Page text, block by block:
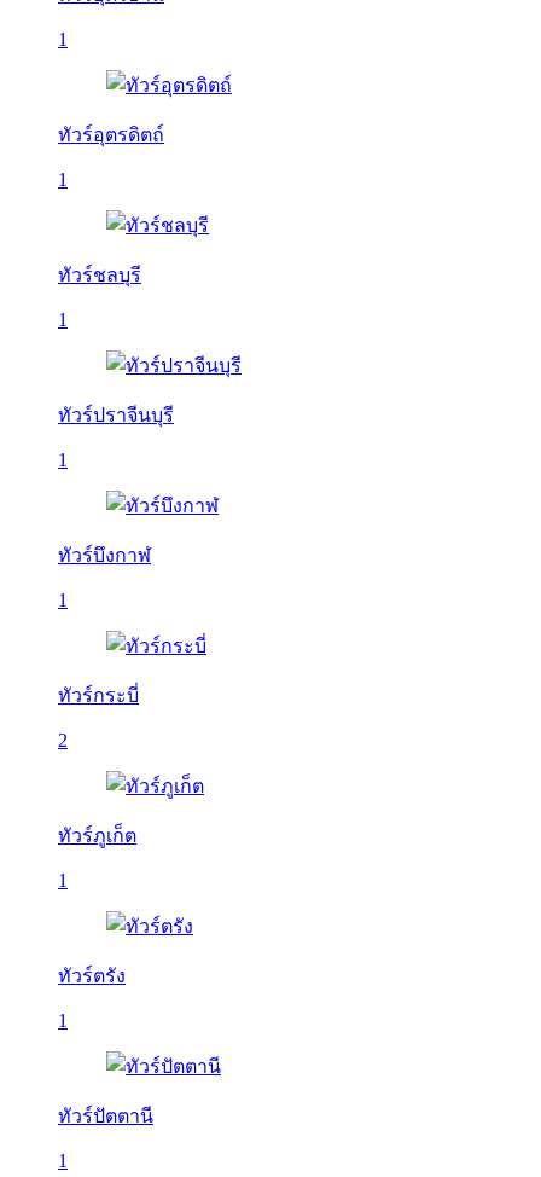
1
ทัวร์อุตรดิตถ์
1
ทัวร์ชลบุรี
1
ทัวร์ปราจีนบุรี
1
ทัวร์บึงกาฬ
1
ทัวร์กระบี่
2
ทัวร์ภูเก็ต
1
ทัวร์ตรัง
1
ทัวร์ปัตตานี
1